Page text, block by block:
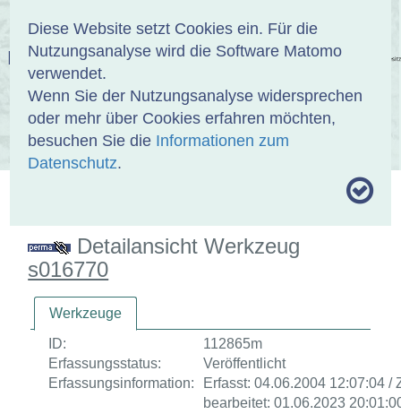
Diese Website setzt Cookies ein. Für die
Nutzungsanalyse wird die Software Matomo
verwendet.
Wenn Sie der Nutzungsanalyse widersprechen
oder mehr über Cookies erfahren möchten,
besuchen Sie die Informationen zum
Datenschutz.
EINBANDDATENBANK
ÜBER UNS SAMMLUNGEN SUCHE
Detailansicht Werkzeug
s016770
Werkzeuge
ID:
112865m
Erfassungsstatus:
Veröffentlicht
Erfassungsinformation:
Erfasst: 04.06.2004 12:07:04 /
bearbeitet: 01.06.2023